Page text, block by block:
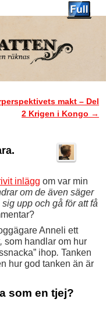
makt – Del
2 Krigen i Kongo →
inlägg om var min
om de även säger
upp och gå för att få
Anneli ett
som handlar om hur
ihop. Tanken
hur god tanken än är
som en tjej?